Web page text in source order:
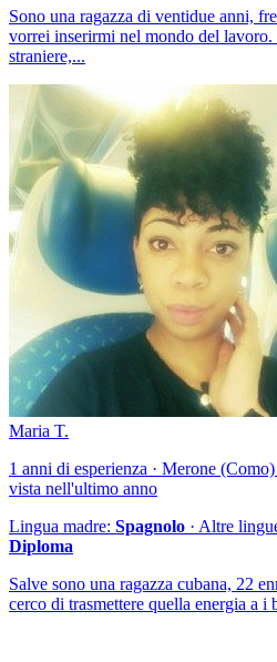
Sono una ragazza di ventidue anni,
vorrei inserirmi nel mondo del
straniere,...
Maria T.
1 anni di esperienza · Merone
vista nell'ultimo anno
Lingua madre: Spagnolo · Altre
Diploma
Salve sono una ragazza cubana, 22
cerco di trasmettere quella energia a i